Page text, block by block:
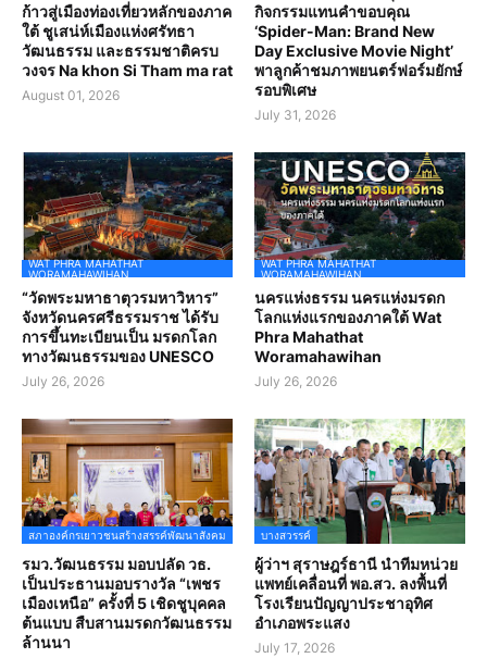
ก้าวสู่เมืองท่องเที่ยวหลักของภาค
ใต้ ชูเสน่ห์เมืองแห่งศรัทธา
วัฒนธรรม และธรรมชาติครบ
วงจร Na khon Si Tham ma rat
August 01, 2026
กิจกรรมแทนคำขอบคุณ
‘Spider-Man: Brand New
Day Exclusive Movie Night’
พาลูกค้าชมภาพยนตร์ฟอร์มยักษ์
รอบพิเศษ
July 31, 2026
WAT PHRA MAHATHAT
WORAMAHAWIHAN
“วัดพระมหาธาตุวรมหาวิหาร”
จังหวัดนครศรีธรรมราช ได้รับ
การขึ้นทะเบียนเป็น มรดกโลก
ทางวัฒนธรรมของ UNESCO
July 26, 2026
WAT PHRA MAHATHAT
WORAMAHAWIHAN
นครแห่งธรรม นครแห่งมรดก
โลกแห่งแรกของภาคใต้ Wat
Phra Mahathat
Woramahawihan
July 26, 2026
สภาองค์กรเยาวชนสร้างสรรค์พัฒนาสังคม
รมว.วัฒนธรรม มอบปลัด วธ.
เป็นประธานมอบรางวัล “เพชร
เมืองเหนือ” ครั้งที่ 5 เชิดชูบุคคล
ต้นแบบ สืบสานมรดกวัฒนธรรม
ล้านนา
บางสวรรค์
ผู้ว่าฯ สุราษฎร์ธานี นำทีมหน่วย
แพทย์เคลื่อนที่ พอ.สว. ลงพื้นที่
โรงเรียนปัญญาประชาอุทิศ
อำเภอพระแสง
July 17, 2026